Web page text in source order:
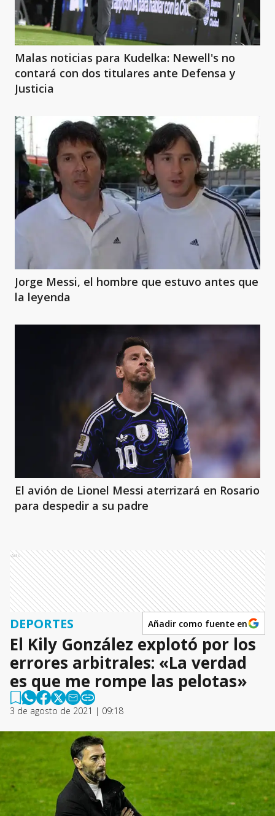
Malas noticias para Kudelka: Newell's no
contará con dos titulares ante Defensa y
Justicia
Jorge Messi, el hombre que estuvo antes que
la leyenda
El avión de Lionel Messi aterrizará en Rosario
para despedir a su padre
Ads
DEPORTES Añadir como fuente en
El Kily González explotó por los
errores arbitrales: «La verdad
es que me rompe las pelotas»
3 de agosto de 2021 | 09:18